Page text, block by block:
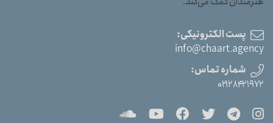
پست الکترونیکی:
info@chaart.agency
شماره تماس:
۰۲۱۲۸۴۲۱۹۷۲